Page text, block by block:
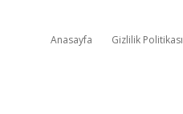
Anasayfa Gizlilik Politikası